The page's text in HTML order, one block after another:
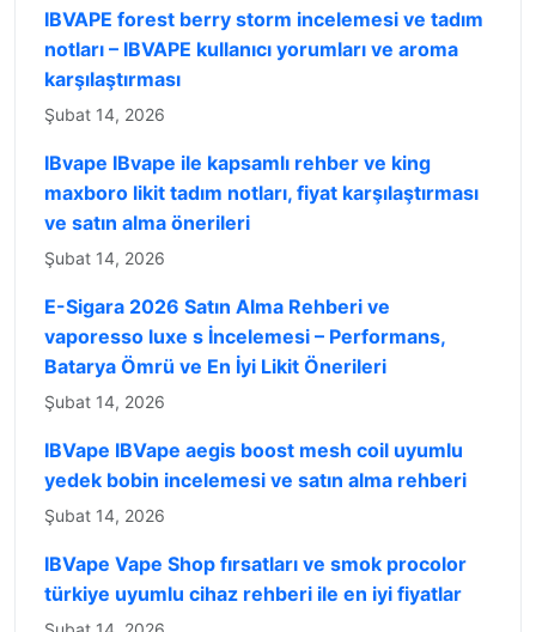
IBVAPE forest berry storm incelemesi ve tadım
notları – IBVAPE kullanıcı yorumları ve aroma
karşılaştırması
Şubat 14, 2026
IBvape IBvape ile kapsamlı rehber ve king
maxboro likit tadım notları, fiyat karşılaştırması
ve satın alma önerileri
Şubat 14, 2026
E-Sigara 2026 Satın Alma Rehberi ve
vaporesso luxe s İncelemesi – Performans,
Batarya Ömrü ve En İyi Likit Önerileri
Şubat 14, 2026
IBVape IBVape aegis boost mesh coil uyumlu
yedek bobin incelemesi ve satın alma rehberi
Şubat 14, 2026
IBVape Vape Shop fırsatları ve smok procolor
türkiye uyumlu cihaz rehberi ile en iyi fiyatlar